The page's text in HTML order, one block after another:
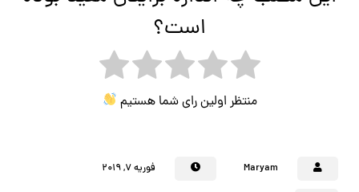
است؟
منتظر اولین رای شما هستیم
Maryam فوریه ۷, ۲۰۱۹